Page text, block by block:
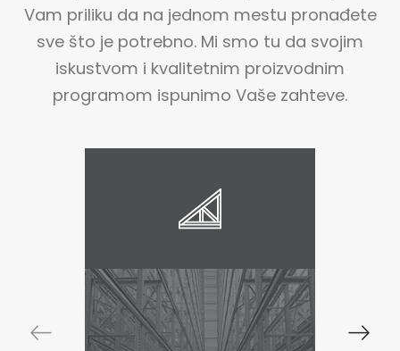
Vam priliku da na jednom mestu pronađete
sve što je potrebno. Mi smo tu da svojim
iskustvom i kvalitetnim proizvodnim
programom ispunimo Vaše zahteve.